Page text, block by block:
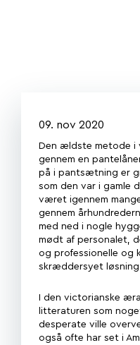
09. nov 2020
Den ældste metode i
gennem en
på i pantsætning er
som den var i gamle
været igennem
gennem
med ned i nogle
mødt af personalet,
og professionelle og
skræddersyet
I den victorianske
litteraturen som
desperate ville
også ofte har set i